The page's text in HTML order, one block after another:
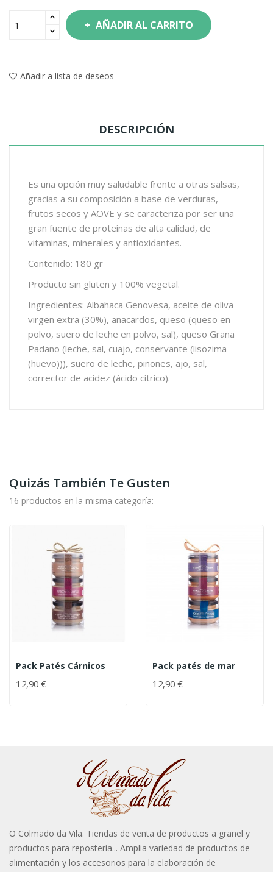
AÑADIR AL CARRITO
Añadir a lista de deseos
DESCRIPCIÓN
Es una opción muy saludable frente a otras salsas,
gracias a su composición a base de verduras,
frutos secos y AOVE y se caracteriza por ser una
gran fuente de proteínas de alta calidad, de
vitaminas, minerales y antioxidantes.
Contenido: 180 gr
Producto sin gluten y 100% vegetal.
Ingredientes: Albahaca Genovesa, aceite de oliva
virgen extra (30%), anacardos, queso (queso en
polvo, suero de leche en polvo, sal), queso Grana
Padano (leche, sal, cuajo, conservante (lisozima
(huevo))), suero de leche, piñones, ajo, sal,
corrector de acidez (ácido cítrico).
Quizás También Te Gusten
16 productos en la misma categoría:
Pack Patés Cárnicos
12,90 €
Pack patés de mar
12,90 €
O Colmado da Vila. Tiendas de venta de productos a granel y
productos para repostería... Amplia variedad de productos de
alimentación y los accesorios para la elaboración de